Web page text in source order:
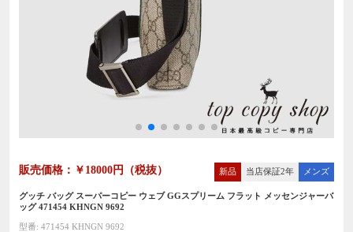
販売価格：￥18000円（税抜） 新品 当店保証2年 メンズ
グッチ バッグ スーパーコピー ウェブ GGスプリーム フラット メッセンジャーバ
ッグ 471454 KHNGN 9692
型番: 471454 KHNGN 9692